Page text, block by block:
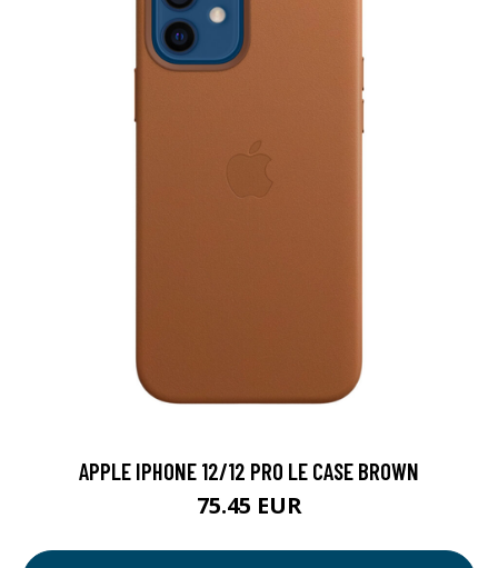
APPLE IPHONE 12/12 PRO LE CASE BROWN
75.45 EUR